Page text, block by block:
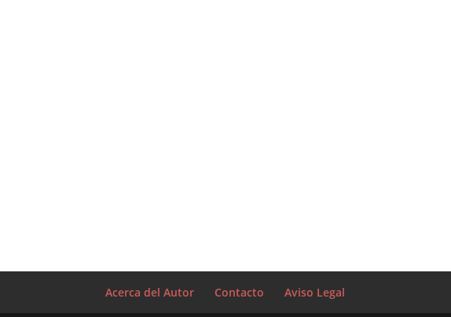
Acerca del Autor Contacto Aviso Legal